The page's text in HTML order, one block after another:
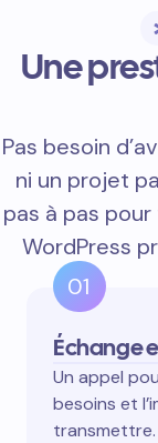
Une
Pas besoin
ni un projet
pas à pas
WordPress
01
Échange
Un appel
besoins et
transmettre.